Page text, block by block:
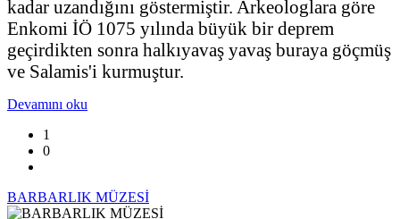
kadar uzandığını göstermiştir. Arkeologlara göre
Enkomi İÖ 1075 yılında büyük bir deprem
geçirdikten sonra halkıyavaş yavaş buraya göçmüş
ve Salamis'i kurmuştur.
Devamını oku
1
0
BARBARLIK MÜZESİ